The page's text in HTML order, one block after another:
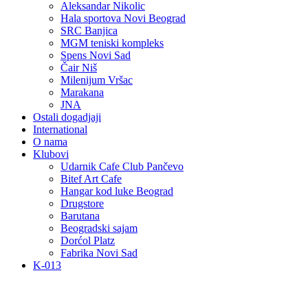
Aleksandar Nikolic
Hala sportova Novi Beograd
SRC Banjica
MGM teniski kompleks
Spens Novi Sad
Čair Niš
Milenijum Vršac
Marakana
JNA
Ostali dogadjaji
International
O nama
Klubovi
Udarnik Cafe Club Pančevo
Bitef Art Cafe
Hangar kod luke Beograd
Drugstore
Barutana
Beogradski sajam
Dorćol Platz
Fabrika Novi Sad
K-013